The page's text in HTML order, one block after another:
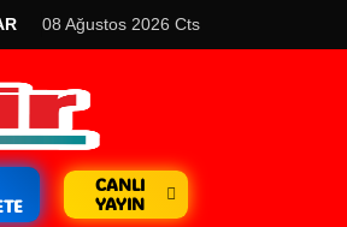
08 Ağustos 2026 Cts
CANLI
YAYIN